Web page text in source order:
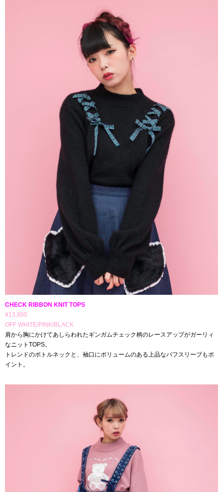
CHECK RIBBON KNIT TOPS
¥13,800
OFF WHITE/PINK/BLACK
肩から胸にかけてあしらわれたギンガムチェック柄のレースアップがガーリィ
なニットTOPS。
トレンドのボトルネックと、袖口にボリュームのある上品なパフスリーブもポ
イント。